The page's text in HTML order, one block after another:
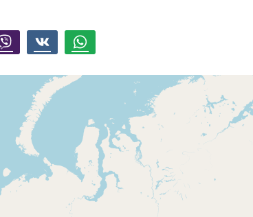
Viber Whatsapp